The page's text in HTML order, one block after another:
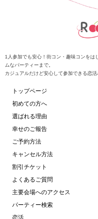
1人参加でも安心！街コン・趣味コンをは
ムなパーティーまで。
カジュアルだけど安心して参加できる恋
トップページ
初めての方へ
選ばれる理由
幸せのご報告
ご予約方法
キャンセル方法
割引チケット
よくあるご質問
主要会場へのアクセス
パーティー検索
恋活